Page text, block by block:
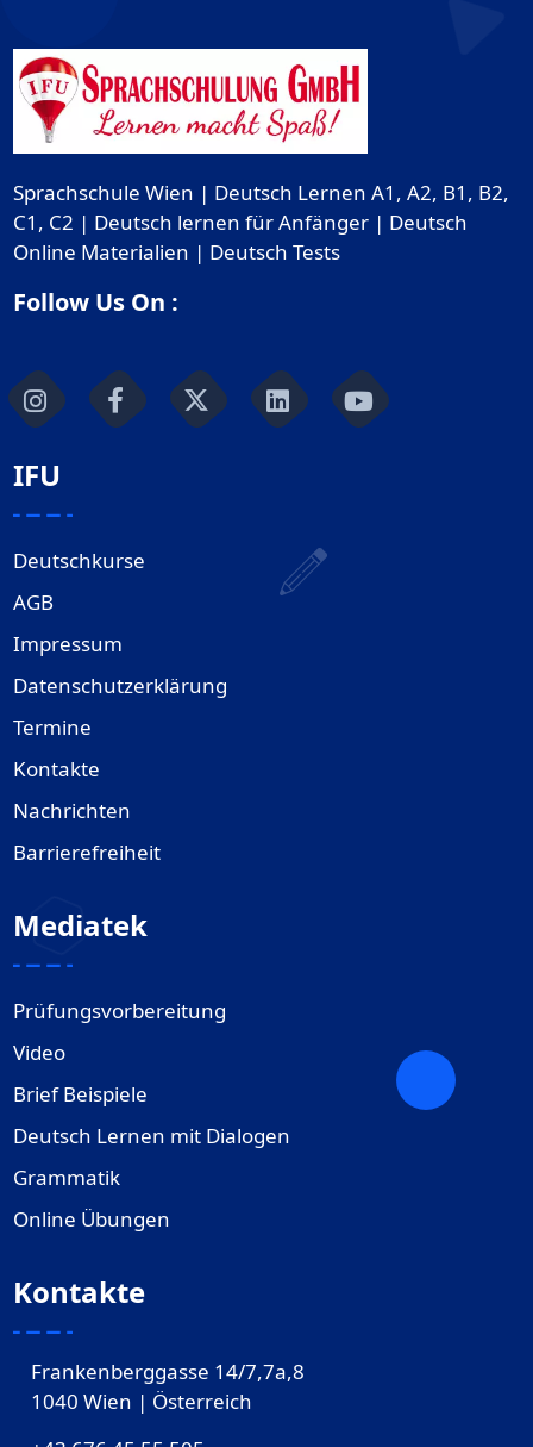
Sprachschule Wien | Deutsch Lernen A1, A2, B1, B2,
C1, C2 | Deutsch lernen für Anfänger | Deutsch
Online Materialien | Deutsch Tests
Follow Us On :
IFU
Deutschkurse
AGB
Impressum
Datenschutzerklärung
Termine
Kontakte
Nachrichten
Barrierefreiheit
Mediatek
Prüfungsvorbereitung
Video
Brief Beispiele
Deutsch Lernen mit Dialogen
Grammatik
Online Übungen
Kontakte
Frankenberggasse 14/7,7a,8
1040 Wien | Österreich